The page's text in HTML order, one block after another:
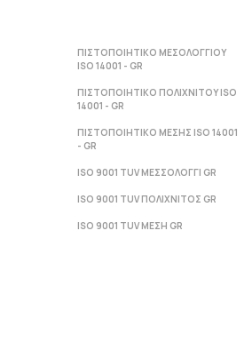
ΠΙΣΤΟΠΟΙΗΤΙΚΟ ΜΕΣΟΛΟΓΓΙΟΥ
ISO 14001 - GR
ΠΙΣΤΟΠΟΙΗΤΙΚΟ ΠΟΛΙΧΝΙΤΟΥ ISO
14001 - GR
ΠΙΣΤΟΠΟΙΗΤΙΚΟ ΜΕΣΗΣ ISO 14001
- GR
ISO 9001 TUV ΜΕΣΣΟΛΟΓΓΙ GR
ISO 9001 TUV ΠΟΛΙΧΝΙΤΟΣ GR
ISO 9001 TUV ΜΕΣΗ GR